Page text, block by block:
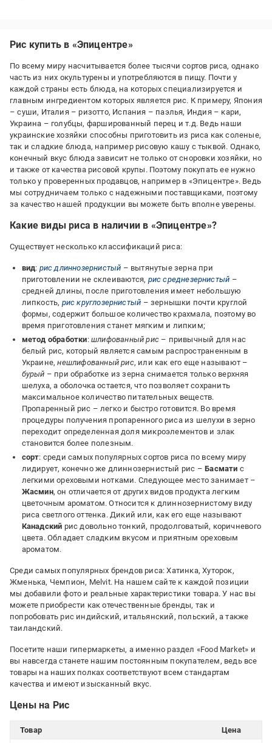
Рис купить в «Эпицентре»
По всему миру насчитывается более тысячи сортов риса, однако
часть из них окультурены и употребляются в пищу. Почти у
каждой страны есть блюда, на которых специализируется и
главным ингредиентом которых является рис. К примеру, Япония
– суши, Италия – ризотто, Испания – паэлья, Индия – кари,
Украина – голубцы, фаршированный перец и т.д. Ведь наши
украинские хозяйки способны приготовить из риса как соленые,
так и сладкие блюда, например рисовую кашу с тыквой. Однако,
конечный вкус блюда зависит не только от сноровки хозяйки, но
и также от качества рисовой крупы. Поэтому покупать ее нужно
только у проверенных продавцов, например в «Эпицентре». Ведь
мы сотрудничаем только с надежными поставщиками, поэтому
за качество нашей продукции вы можете быть вполне уверены.
Какие виды риса в наличии в «Эпицентре»?
Существует несколько классификаций риса:
вид: рис длиннозернистый – вытянутые зерна при
приготовлении не склеиваются, рис среднезернистый –
средней длины, после приготовления имеет небольшую
липкость, рис круглозернистый – зернышки почти круглой
формы, содержит большое количество крахмала, поэтому во
время приготовления станет мягким и липким;
метод обработки: шлифованный рис– привычный для нас
белый рис, который является самым распространенным в
Украине,нешлифованный рис, или как его еще называют –
бурый – при обработке из зерна снимается только верхняя
шелуха, а оболочка остается, что позволяет сохранить
максимальное количество питательных веществ.
Пропаренный рис – легко и быстро готовится. Во время
процедуры получения пропаренного риса из шелухи в зерно
переходит определенная доля микроэлементов и злак
становится более полезным.
сорт: среди самых популярных сортов риса по всему миру
лидирует, конечно же длиннозернистый рис –Басмати с
легкими ореховыми нотками. Следующее место занимает –
Жасмин, он отличается от других видов продукта легким
цветочным ароматом. Относится к длиннозернистому виду
риса светлого оттенка. Дикий или, как его еще называют
Канадский рис довольно тонкий, продолговатый, коричневого
цвета. Обладает сладким вкусом и приятным ореховым
ароматом.
Среди самых популярных брендов риса: Хатинка, Хуторок,
Жменька, Чемпион, Melvit. На нашем сайте к каждой позиции
мы добавили фото и реальные характеристики товара. У нас вы
можете приобрести как отечественные бренды, так и
попробовать рис индийский, итальянский, польский, а также
таиландский.
Посетите наши гипермаркеты, а именно раздел «Food Market» и
вы навсегда станете нашим постоянным покупателем, ведь все
товары на наших полках соответствуют всем стандартам
качества и имеют изысканный вкус.
Цены на Рис
Товар
Цена